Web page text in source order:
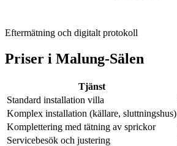
Eftermätning och digitalt protokoll
Priser i Malung-Sälen
Tjänst
Standard installation villa
Komplex installation (källare, sluttningshus)
Komplettering med tätning av sprickor
Servicebesök och justering